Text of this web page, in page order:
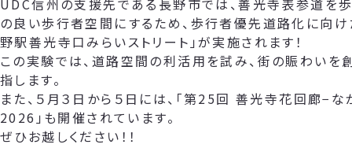
の良い歩行者空間にするため、歩行者優先道路化に向け
野駅善光寺口みらいストリート」が実施されます！
この実験では、道路空間の利活用を試み、街の賑わいを
指します。
また、５月３日から５日には、「第25回 善光寺花回廊−な
2026」も開催されています。
ぜひお越しください！！